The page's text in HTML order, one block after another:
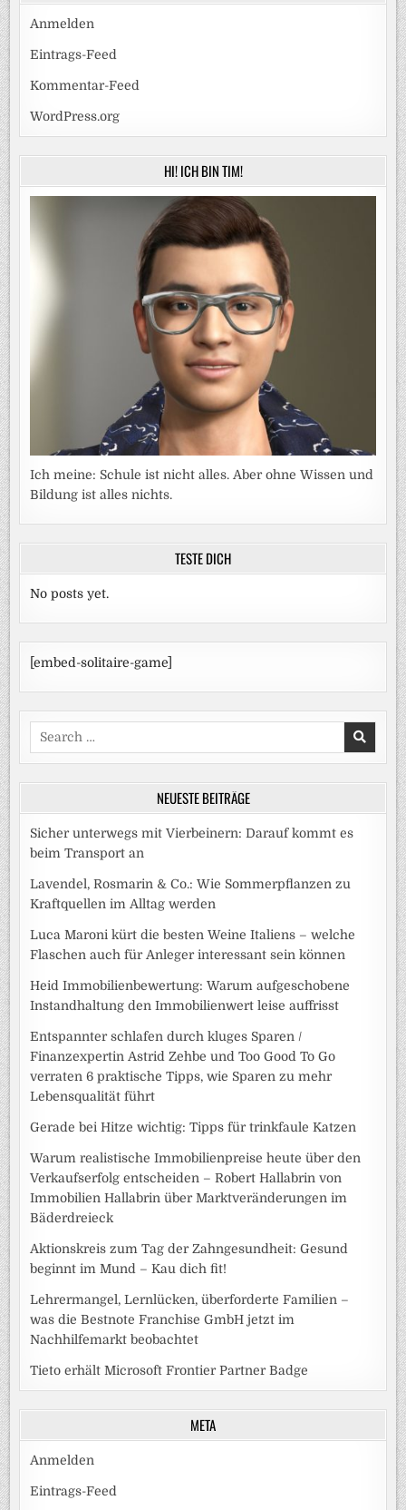
Anmelden
Eintrags-Feed
Kommentar-Feed
WordPress.org
HI! ICH BIN TIM!
Ich meine: Schule ist nicht alles. Aber ohne Wissen und
Bildung ist alles nichts.
TESTE DICH
No posts yet.
[embed-solitaire-game]
Search
for:
NEUESTE BEITRÄGE
Sicher unterwegs mit Vierbeinern: Darauf kommt es
beim Transport an
Lavendel, Rosmarin & Co.: Wie Sommerpflanzen zu
Kraftquellen im Alltag werden
Luca Maroni kürt die besten Weine Italiens – welche
Flaschen auch für Anleger interessant sein können
Heid Immobilienbewertung: Warum aufgeschobene
Instandhaltung den Immobilienwert leise auffrisst
Entspannter schlafen durch kluges Sparen /
Finanzexpertin Astrid Zehbe und Too Good To Go
verraten 6 praktische Tipps, wie Sparen zu mehr
Lebensqualität führt
Gerade bei Hitze wichtig: Tipps für trinkfaule Katzen
Warum realistische Immobilienpreise heute über den
Verkaufserfolg entscheiden – Robert Hallabrin von
Immobilien Hallabrin über Marktveränderungen im
Bäderdreieck
Aktionskreis zum Tag der Zahngesundheit: Gesund
beginnt im Mund – Kau dich fit!
Lehrermangel, Lernlücken, überforderte Familien –
was die Bestnote Franchise GmbH jetzt im
Nachhilfemarkt beobachtet
Tieto erhält Microsoft Frontier Partner Badge
META
Anmelden
Eintrags-Feed